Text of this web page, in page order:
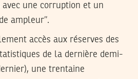
une corruption et un
ampleur’’.
accès aux réserves des
de la dernière demi-
une trentaine